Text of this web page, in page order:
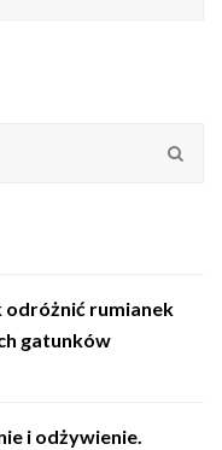
odróżnić rumianek
gatunków
i odżywienie.